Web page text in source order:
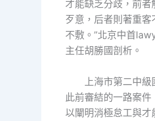
才能缺乏分歧，前者
歹意，后者則著重客
不敷。”北京中首
主任胡勝國剖析。
上海市第二中
此前審結的一路案件
以闡明消極怠工與才